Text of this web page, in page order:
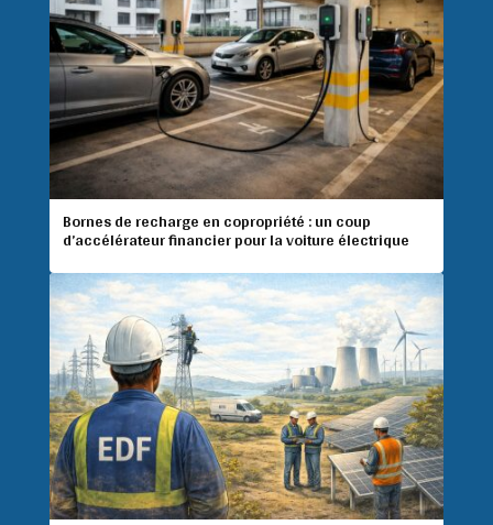
Bornes de recharge en copropriété : un coup
d’accélérateur financier pour la voiture électrique